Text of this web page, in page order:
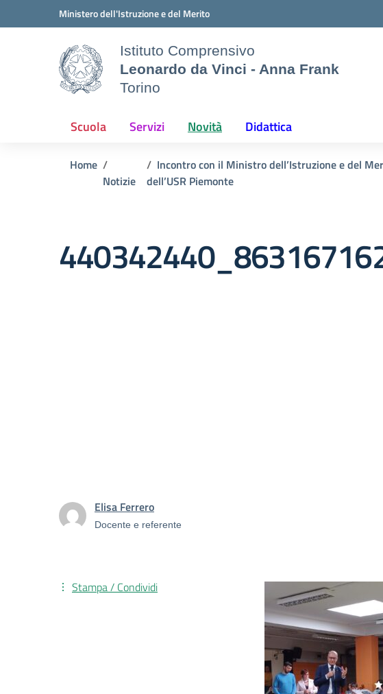
Vai ai contenuti
Vai al menu di navigazioneMinistero dell'Istruzione e del Merito
Istituto Comprensivo
Leonardo da Vinci - Anna Frank
Torino
Scuola Servizi Novità Didattica
Home
Notizie
Incontro con il Ministro dell’Istruzione e del
dell’USR Piemonte
Elisa Ferrero
Docente e referente
Stampa / Condividi